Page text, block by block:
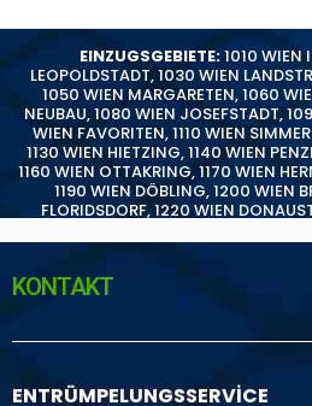
EINZUGSGEBIETE:1010 WIEN
LEOPOLDSTADT,1030 WIEN
1050 WIEN MARGARETEN,1060
NEUBAU,1080 WIEN JOSEFSTADT,
WIEN FAVORITEN,1110 WIEN
1130 WIEN HIETZING,1140 WIEN
1160 WIEN OTTAKRING,1170 WIEN
1190 WIEN DÖBLING,1200 WIEN
FLORIDSDORF,1220 WIEN
KONTAKT
ENTRÜMPELUNGSSERVİCE